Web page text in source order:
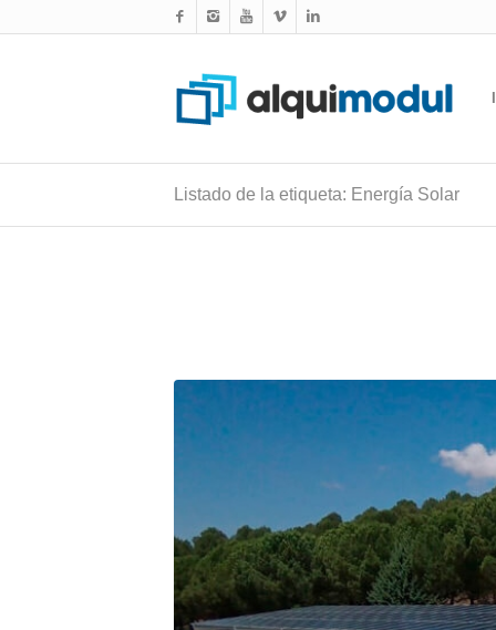
Listado de la etiqueta: Energía Solar